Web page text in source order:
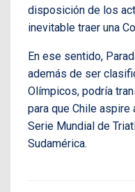
disposición de los
inevitable traer una
En ese sentido,
además de ser
Olímpicos, podría
para que Chile aspire
Serie Mundial de
Sudamérica.